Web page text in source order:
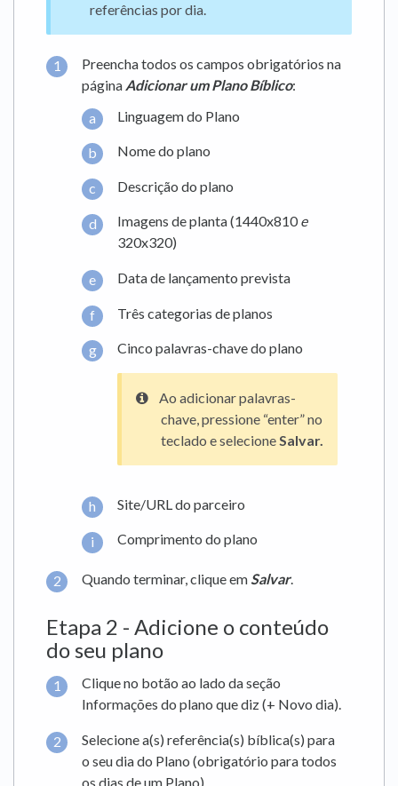
referências por dia.
Preencha todos os campos obrigatórios na
página Adicionar um Plano Bíblico:
Linguagem do Plano
Nome do plano
Descrição do plano
Imagens de planta (1440x810e
320x320)
Data de lançamento prevista
Três categorias de planos
Cinco palavras-chave do plano
Ao adicionar palavras-
chave, pressione “enter” no
teclado e selecioneSalvar.
Site/URL do parceiro
Comprimento do plano
Quando terminar, clique em Salvar.
Etapa 2 - Adicione o conteúdo
do seu plano
Clique no botão ao lado da seção
Informações do plano que diz (+ Novo dia).
Selecione a(s) referência(s) bíblica(s) para
o seu dia do Plano (obrigatório para todos
os dias de um Plano).